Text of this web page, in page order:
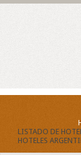
LISTADO DE
HOTELES